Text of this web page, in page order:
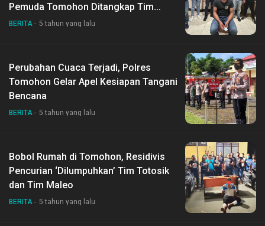
Pemuda Tomohon Ditangkap Tim
Totosik
BERITA 5 tahun yang lalu
Perubahan Cuaca Terjadi, Polres
Tomohon Gelar Apel Kesiapan Tangani
Bencana
BERITA 5 tahun yang lalu
Bobol Rumah di Tomohon, Residivis
Pencurian ‘Dilumpuhkan’ Tim Totosik
dan Tim Maleo
BERITA 5 tahun yang lalu